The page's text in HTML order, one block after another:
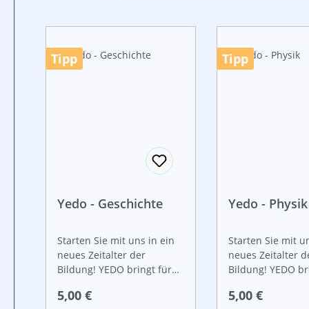
Tipp
Yedo - Geschichte
Starten Sie mit uns in ein
neues Zeitalter der
Bildung! YEDO bringt für
SchülerInnen ein völlig
Regulärer Preis:
5,00 €
Tipp
Yedo - Physik
Starten Sie mit
neues Zeitalter
Bildung! YEDO
SchülerInnen ein
Regulärer
5,00 €